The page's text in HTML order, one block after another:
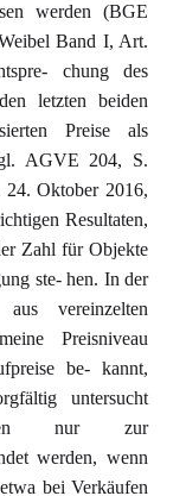
werden (BGE
Band I, Art.
chung des
letzten beiden
Preise als
AGVE 204, S.
Oktober 2016,
Resultaten,
Zahl für Objekte
ste- hen. In der
vereinzelten
Preisniveau
be- kannt,
untersucht
nur zur
werden, wenn
bei Verkäufen